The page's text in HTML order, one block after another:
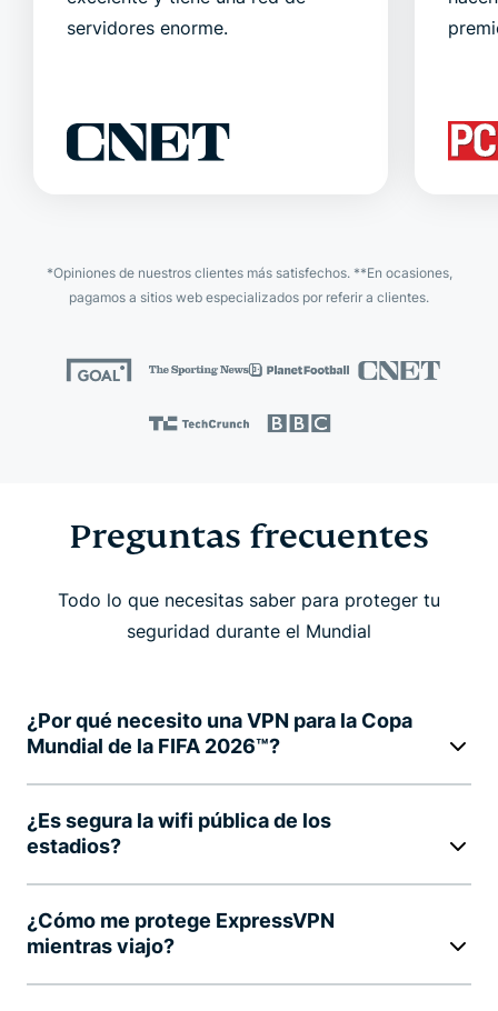
servidores enorme.
*Opiniones de nuestros clientes más satisfechos. **En ocasiones,
pagamos a sitios web especializados por referir a clientes.
Preguntas frecuentes
Todo lo que necesitas saber para proteger tu
seguridad durante el Mundial
¿Por qué necesito una VPN para la Copa
Mundial de la FIFA 2026™?
¿Es segura la wifi pública de los
estadios?
¿Cómo me protege ExpressVPN
mientras viajo?